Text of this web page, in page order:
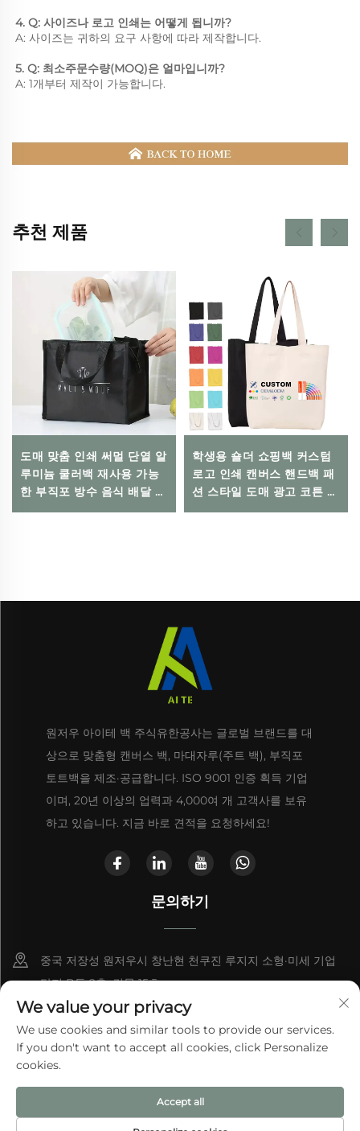
4. Q: 사이즈나 로고 인쇄는 어떻게 됩니까?
A: 사이즈는 귀하의 요구 사항에 따라 제작합니다.
5. Q: 최소주문수량(MOQ)은 얼마입니까?
A: 1개부터 제작이 가능합니다.
추천 제품
도매 맞춤 인쇄 써멀 단열 알
루미늄 쿨러백 재사용 가능
한 부직포 방수 음식 배달 가
방 냉기를 유지
학생용 숄더 쇼핑백 커스텀
로고 인쇄 캔버스 핸드백 패
션 스타일 도매 광고 코튼 블
랭크 패턴 백
원저우 아이테 백 주식유한공사는 글로벌 브랜드를 대
상으로 맞춤형 캔버스 백, 마대자루(주트 백), 부직포
토트백을 제조·공급합니다. ISO 9001 인증 획득 기업
이며, 20년 이상의 업력과 4,000여 개 고객사를 보유
하고 있습니다. 지금 바로 견적을 요청하세요!
문의하기
중국 저장성 원저우시 창난현 천쿠진 루지지 소형·미세 기업
단지 B동 2층, 건물 15호
+86-13868363329
[email protected]
We value your privacy
We use cookies and similar tools to provide our services.
If you don't want to accept all cookies, click Personalize
cookies.
Accept all